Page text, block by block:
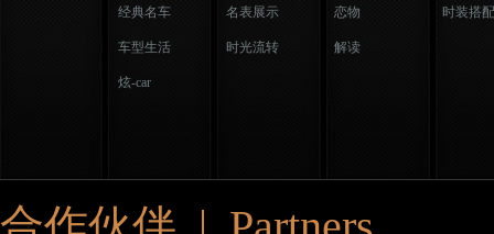
经典名车
车型生活
炫-car
名表展示
时光流转
恋物
解读
时装搭配